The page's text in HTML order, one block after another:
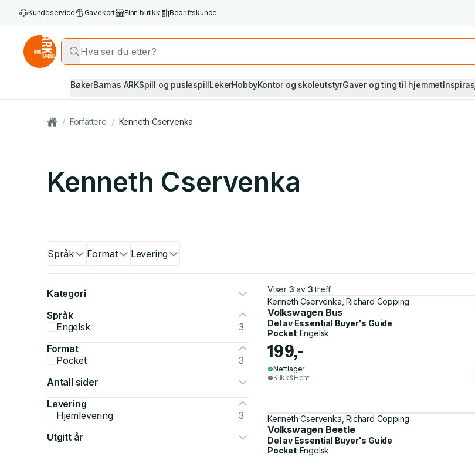
Kundeservice Gavekort Finn butikk Bedriftskunde
BøkerBarnas ARKSpill og puslespillLekerHobbyKontor og skoleutstyrGaver og ting til hjemmet
/ Forfattere / Kenneth Cservenka
Kenneth Cservenka
Språk Format Levering
Kategori
Språk
Engelsk
3
Format
Pocket
3
Antall sider
Levering
Hjemlevering
3
Utgitt år
Viser 3 av 3 treff
Kenneth Cservenka, Richard Copping
Volkswagen Bus
Del av Essential Buyer's Guide
Pocket| Engelsk
199,-
Nettlager
Klikk&Hent
Kenneth Cservenka, Richard Copping
Volkswagen Beetle
Del av Essential Buyer's Guide
Pocket| Engelsk